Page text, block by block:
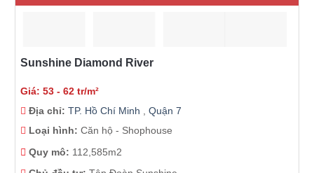
Sunshine Diamond River
Giá: 53 - 62 tr/m²
Địa chỉ: TP. Hồ Chí Minh
Quận 7
Loại hình: Căn hộ - Shophouse
Quy mô: 112,585m2